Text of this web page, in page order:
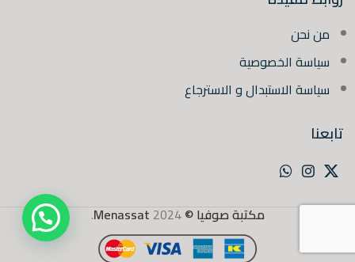
من نحن
سياسة الخصوصية
سياسة الاستبدال و الاسترجاع
تابعنا
مكتبة صوفيا ©2024
Menassat
.